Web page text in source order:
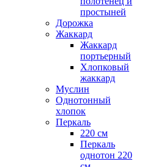
простыней
Дорожка
Жаккард
Жаккард
портьерный
Хлопковый
жаккард
Муслин
Однотонный
хлопок
Перкаль
220 см
Перкаль
однотон 220